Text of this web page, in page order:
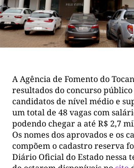
A Agência de Fomento do
resultados do concurso
candidatos de nível médio e
um total de 48 vagas com
podendo chegar a até R$ 2,7
Os nomes dos aprovados e os
compõem o cadastro reserva
Diário Oficial do Estado nessa